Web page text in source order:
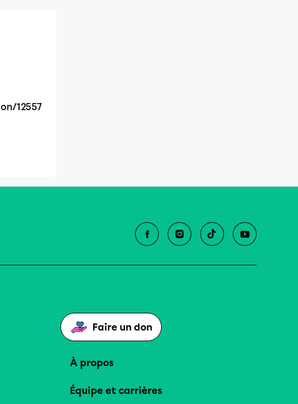
12557
Faire un don
À propos
Équipe et carrières